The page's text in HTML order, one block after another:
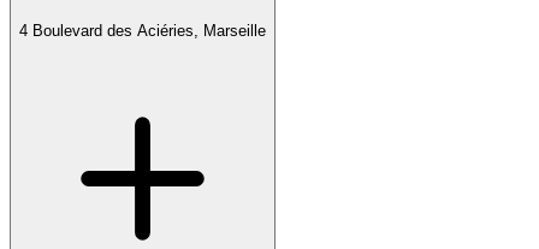
4 Boulevard des Aciéries, Marseille